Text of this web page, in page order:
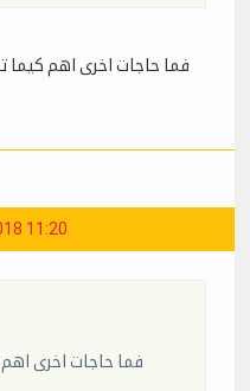
فما حاجات اخرى اهم كيما
11:20
فما حاجات اخرى اهم